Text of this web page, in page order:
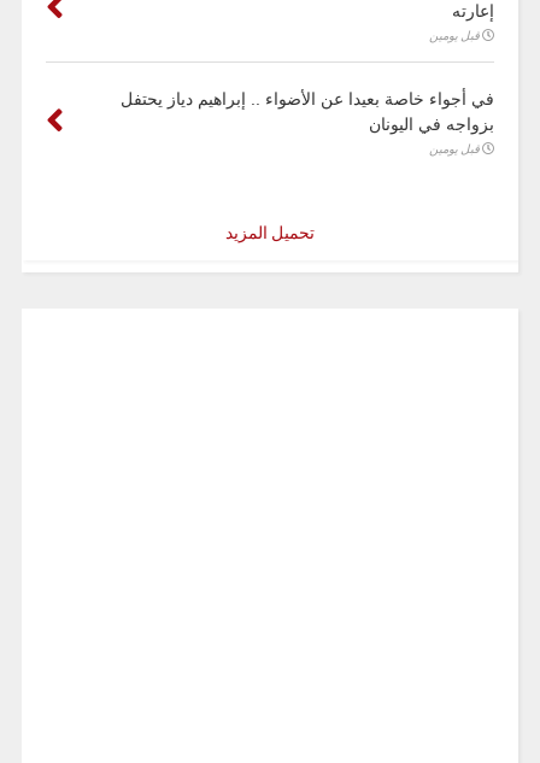
إعارته
قبل يومين
في أجواء خاصة بعيدا عن الأضواء .. إبراهيم دياز يحتفل
بزواجه في اليونان
قبل يومين
تحميل المزيد